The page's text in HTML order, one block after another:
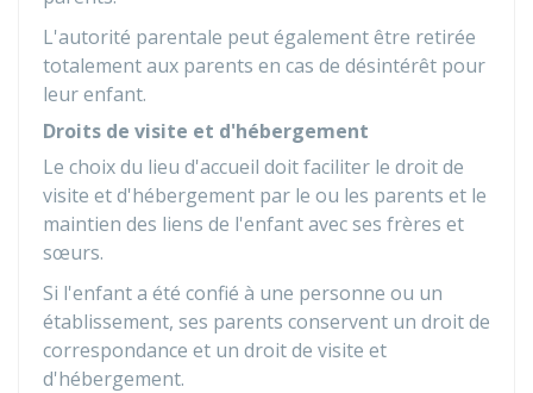
L'autorité parentale peut également être retirée
totalement aux parents en cas de désintérêt pour
leur enfant.
Droits de visite et d'hébergement
Le choix du lieu d'accueil doit faciliter le droit de
visite et d'hébergement par le ou les parents et le
maintien des liens de l'enfant avec ses frères et
sœurs.
Si l'enfant a été confié à une personne ou un
établissement, ses parents conservent un droit de
correspondance et un droit de visite et
d'hébergement.